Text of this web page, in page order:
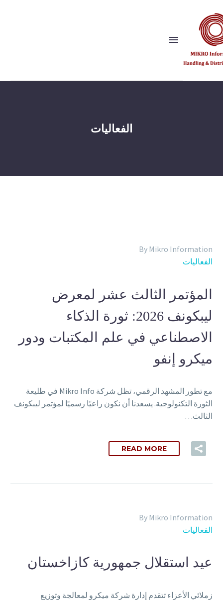
العربية
Back
English
الفعاليات
By Mikro Information
الفعاليات
المؤتمر الثالث عشر لمعرض
ليبكونف 2026: ثورة الذكاء
الاصطناعي في علم المكتبات ودور
ميكرو إنفو
مع تطور المشهد الرقمي، تظل شركة Mikro Info في طليعة
الثورة التكنولوجية. يسعدنا أن نكون راعيًا رسميًا لمؤتمر ليبكونف
الثالث…
READ MORE
By Mikro Information
الفعاليات
عيد استقلال جمهورية كازاخستان
زملائي الأعزاء تتقدم إدارة شركة ميكرو لمعالجة وتوزيع